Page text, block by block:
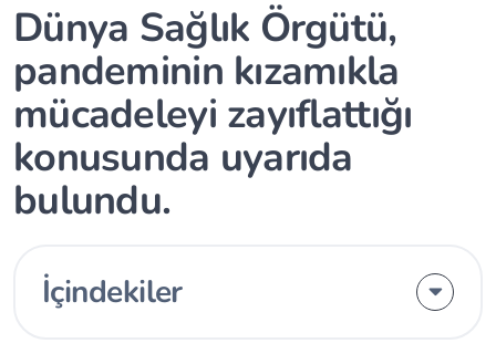
Dünya Sağlık Örgütü,
pandeminin kızamıkla
mücadeleyi zayıflattığı
konusunda uyarıda
bulundu.
İçindekiler